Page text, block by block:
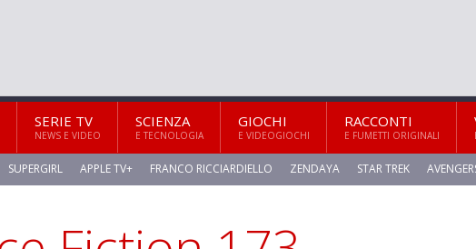
SERIE TV
NEWS E VIDEO
SCIENZA
E TECNOLOGIA
GIOCHI
E VIDEOGIOCHI
RACCONTI
E FUMETTI ORIGINALI
SUPERGIRL APPLE TV+ FRANCO RICCIARDIELLO ZENDAYA STAR TREK